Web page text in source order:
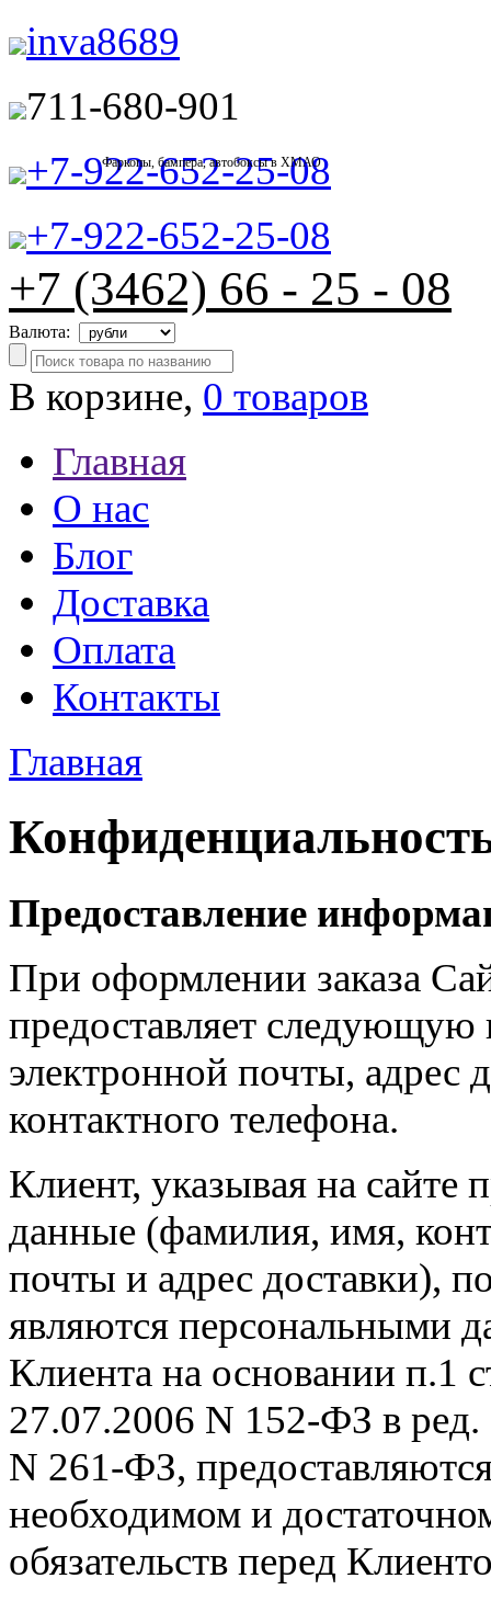
Фаркопы, бампера, автобоксы в ХМАО
inva8689
711-680-901
+7-922-652-25-08
+7-922-652-25-08
+7 (3462) 66 - 25 - 08
Валюта:
В корзине, 0 товаров
Главная
О нас
Блог
Доставка
Оплата
Контакты
Главная
Предоставление
При оформлении заказа
предоставляет
электронной почты, адрес
контактного телефона.
Клиент, указывая на сайте
данные (фамилия, имя,
почты и адрес доставки),
являются
Клиента на основании п.1
27.07.2006 N 152-ФЗ в ред.
N 261-ФЗ,
необходимом и
обязательств перед